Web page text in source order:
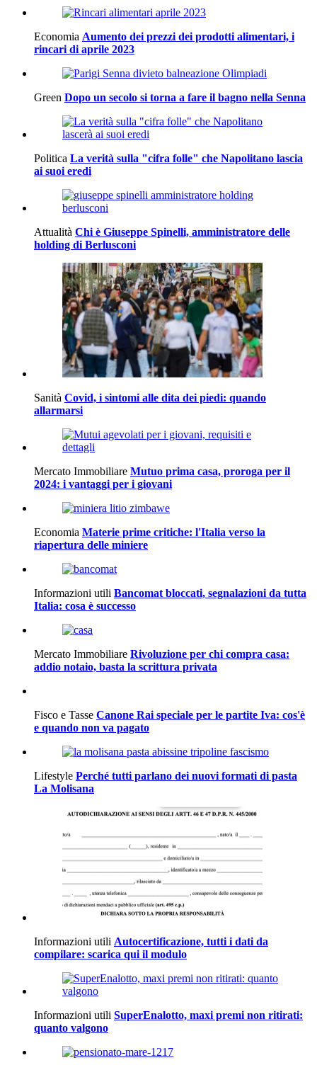
Economia Aumento dei prezzi dei prodotti alimentari, i
rincari di aprile 2023
Green Dopo un secolo si torna a fare il bagno nella Senna
Politica La verità sulla "cifra folle" che Napolitano lascia
ai suoi eredi
Attualità Chi è Giuseppe Spinelli, amministratore delle
holding di Berlusconi
Sanità Covid, i sintomi alle dita dei piedi: quando
allarmarsi
Mercato Immobiliare Mutuo prima casa, proroga per il
2024: i vantaggi per i giovani
Economia Materie prime critiche: l'Italia verso la
riapertura delle miniere
Informazioni utili Bancomat bloccati, segnalazioni da tutta
Italia: cosa è successo
Mercato Immobiliare Rivoluzione per chi compra casa:
addio notaio, basta la scrittura privata
Fisco e Tasse Canone Rai speciale per le partite Iva: cos'è
e quando non va pagato
Lifestyle Perché tutti parlano dei nuovi formati di pasta
La Molisana
Informazioni utili Autocertificazione, tutti i dati da
compilare: scarica qui il modulo
Informazioni utili SuperEnalotto, maxi premi non ritirati:
quanto valgono